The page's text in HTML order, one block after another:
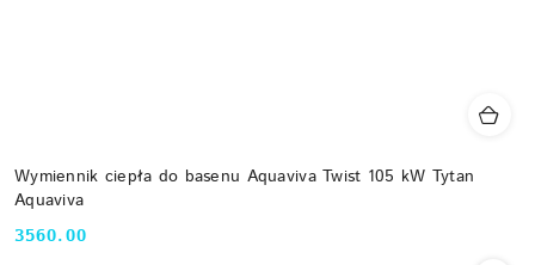
Wymiennik ciepła do basenu Aquaviva Twist 105 kW Tytan
Aquaviva
Cena:
3560.00